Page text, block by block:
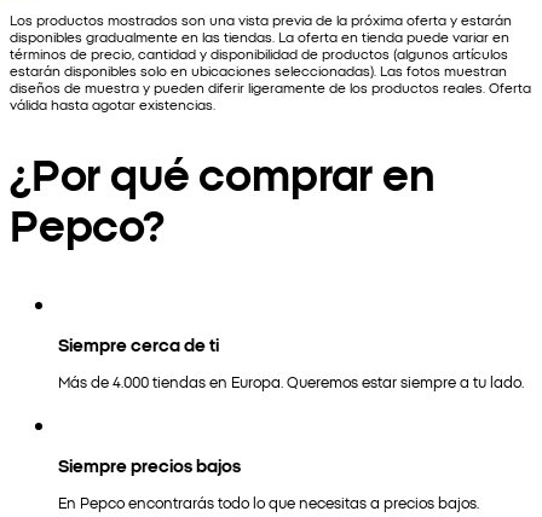
Los productos mostrados son una vista previa de la próxima oferta y estarán
disponibles gradualmente en las tiendas. La oferta en tienda puede variar en
términos de precio, cantidad y disponibilidad de productos (algunos artículos
estarán disponibles solo en ubicaciones seleccionadas). Las fotos muestran
diseños de muestra y pueden diferir ligeramente de los productos reales. Oferta
válida hasta agotar existencias.
¿Por qué comprar en
Pepco?
Siempre cerca de ti
Más de 4.000 tiendas en Europa. Queremos estar siempre a tu lado.
Siempre precios bajos
En Pepco encontrarás todo lo que necesitas a precios bajos.